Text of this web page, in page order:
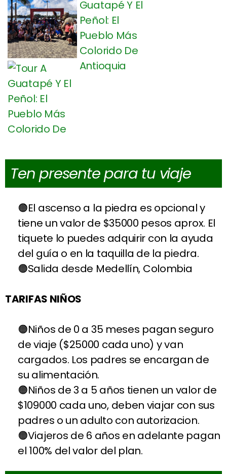
Ten presente para tu viaje
El ascenso a la piedra es opcional y
tiene un valor de $35000 pesos aprox. El
tiquete lo puedes adquirir con la ayuda
del guía o en la taquilla de la piedra.
Salida desde Medellín, Colombia
TARIFAS NIÑOS
Niños de 0 a 35 meses pagan seguro
de viaje ($25000 cada uno) y van
cargados. Los padres se encargan de
su alimentación.
Niños de 3 a 5 años tienen un valor de
$109000 cada uno, deben viajar con sus
padres o un adulto con autorizacion.
Viajeros de 6 años en adelante pagan
el 100% del valor del plan.